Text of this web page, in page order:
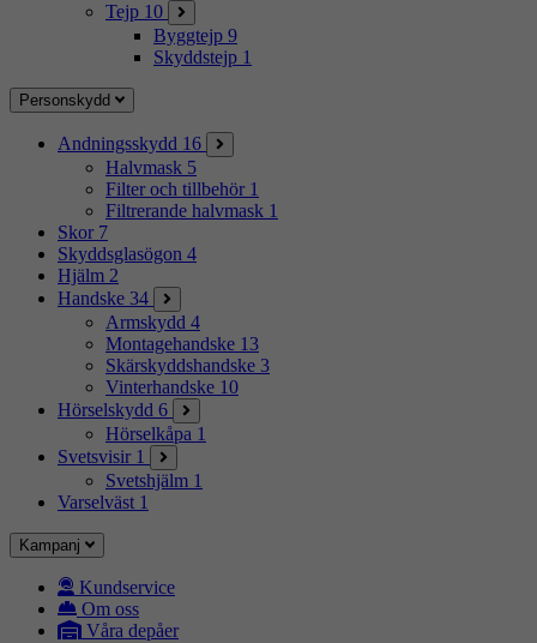
Tejp 10
Byggtejp 9
Skyddstejp 1
Personskydd
Andningsskydd 16
Halvmask 5
Filter och tillbehör 1
Filtrerande halvmask 1
Skor 7
Skyddsglasögon 4
Hjälm 2
Handske 34
Armskydd 4
Montagehandske 13
Skärskyddshandske 3
Vinterhandske 10
Hörselskydd 6
Hörselkåpa 1
Svetsvisir 1
Svetshjälm 1
Varselväst 1
Kampanj
Kundservice
Om oss
Våra depåer